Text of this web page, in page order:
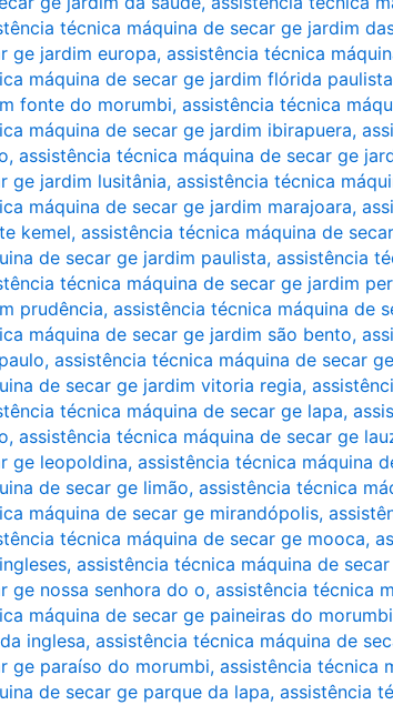
técnica máquina de secar ge jardim
ge jardim europa, assistência técnica
máquina de secar ge jardim flórida paulista
fonte do morumbi, assistência técnica
máquina de secar ge jardim ibirapuera,
, assistência técnica máquina de secar ge
ge jardim lusitânia, assistência técnica
máquina de secar ge jardim marajoara,
kemel, assistência técnica máquina de
de secar ge jardim paulista, assistência
técnica máquina de secar ge jardim
prudência, assistência técnica máquina de
máquina de secar ge jardim são bento,
, assistência técnica máquina de secar
de secar ge jardim vitoria regia,
técnica máquina de secar ge lapa,
, assistência técnica máquina de secar ge
ge leopoldina, assistência técnica máquina
de secar ge limão, assistência técnica
máquina de secar ge mirandópolis,
técnica máquina de secar ge mooca,
, assistência técnica máquina de
ge nossa senhora do o, assistência técnica
máquina de secar ge paineiras do morumbi
inglesa, assistência técnica máquina de
ge paraíso do morumbi, assistência técnica
de secar ge parque da lapa, assistência